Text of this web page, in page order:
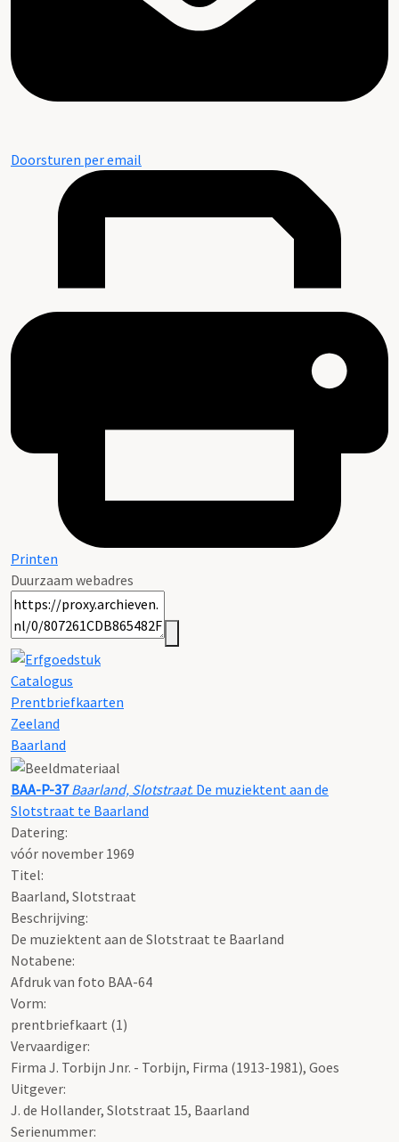
Doorsturen per email
Printen
Duurzaam webadres
Catalogus
Prentbriefkaarten
Zeeland
Baarland
BAA-P-37 Baarland, Slotstraat. De muziektent aan de
Slotstraat te Baarland
Datering:
vóór november 1969
Titel:
Baarland, Slotstraat
Beschrijving:
De muziektent aan de Slotstraat te Baarland
Notabene:
Afdruk van foto BAA-64
Vorm:
prentbriefkaart (1)
Vervaardiger:
Firma J. Torbijn Jnr. - Torbijn, Firma (1913-1981), Goes
Uitgever:
J. de Hollander, Slotstraat 15, Baarland
Serienummer: